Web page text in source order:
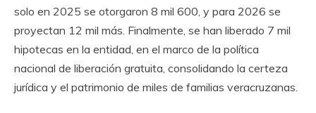
solo en 2025 se otorgaron 8 mil 600, y para 2026 se
proyectan 12 mil más. Finalmente, se han liberado 7 mil
hipotecas en la entidad, en el marco de la política
nacional de liberación gratuita, consolidando la certeza
jurídica y el patrimonio de miles de familias veracruzanas.